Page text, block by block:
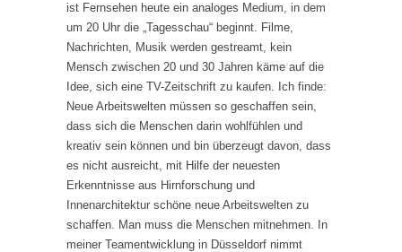
ist Fernsehen heute ein analoges Medium, in dem
um 20 Uhr die „Tagesschau“ beginnt. Filme,
Nachrichten, Musik werden gestreamt, kein
Mensch zwischen 20 und 30 Jahren käme auf die
Idee, sich eine TV-Zeitschrift zu kaufen. Ich finde:
Neue Arbeitswelten müssen so geschaffen sein,
dass sich die Menschen darin wohlfühlen und
kreativ sein können und bin überzeugt davon, dass
es nicht ausreicht, mit Hilfe der neuesten
Erkenntnisse aus Hirnforschung und
Innenarchitektur schöne neue Arbeitswelten zu
schaffen. Man muss die Menschen mitnehmen. In
meiner Teamentwicklung in Düsseldorf nimmt